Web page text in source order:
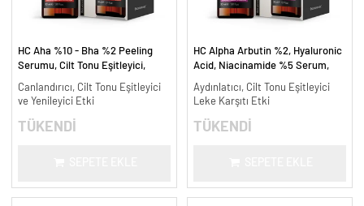
HC Aha %10 - Bha %2 Peeling
Serumu, Cilt Tonu Eşitleyici,
Canlandırıcı, Cilt Tonu Eşitleyici
ve Yenileyici Etki
TÜKENDİ
HC Alpha Arbutin %2, Hyaluronic
Acid, Niacinamide %5 Serum,
ml.
Aydınlatıcı, Cilt Tonu Eşitleyici
Leke Karşıtı Etki
TÜKENDİ